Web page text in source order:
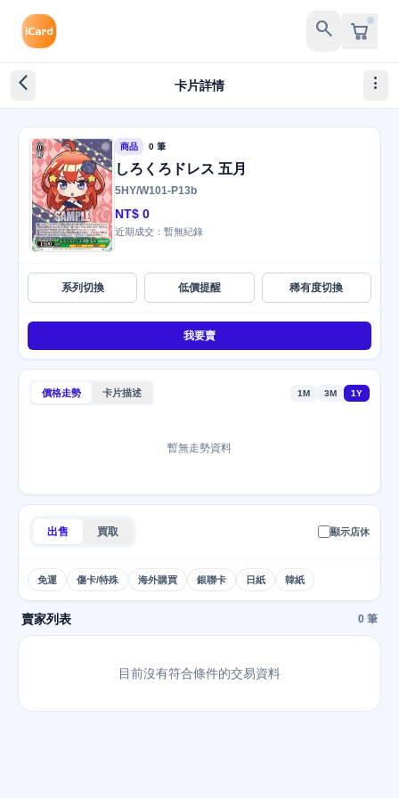
search
arrow_back_ios_new 卡片詳情 more_vert
商品 0 筆
しろくろドレス 五月
5HY/W101-P13b
NT$ 0
近期成交：暫無紀錄
系列切換 低價提醒 稀有度切換
我要賣
價格走勢 卡片描述 1M 3M 1Y
暫無走勢資料
出售 買取 顯示店休
免運 傷卡/特殊 海外購買 銀聯卡 日紙 韓紙
賣家列表 0 筆
目前沒有符合條件的交易資料